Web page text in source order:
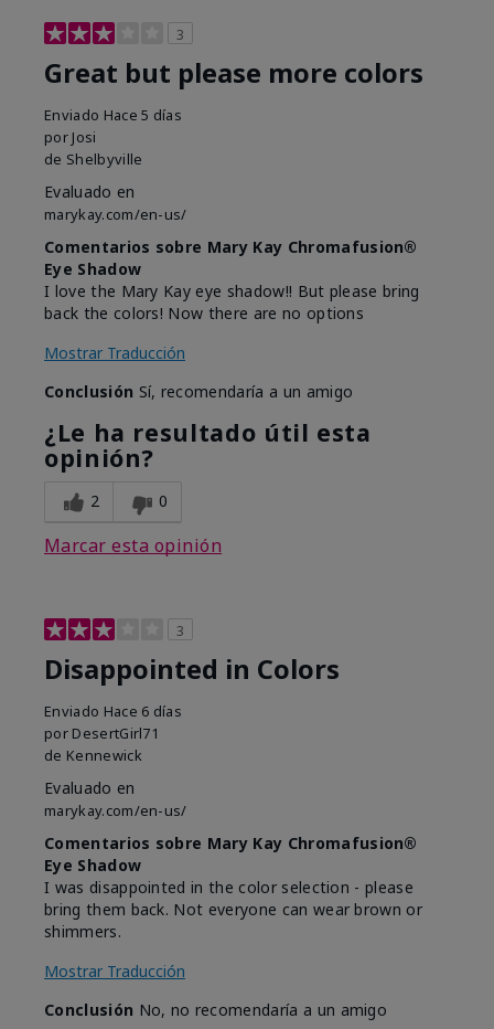
3
Great but please more colors
Enviado Hace 5 días
por Josi
de Shelbyville
Evaluado en
marykay.com/en-us/
Comentarios sobre Mary Kay Chromafusion®
Eye Shadow
I love the Mary Kay eye shadow!! But please bring
back the colors! Now there are no options
Mostrar Traducción
Conclusión Sí, recomendaría a un amigo
¿Le ha resultado útil esta
opinión?
2 0
Marcar esta opinión
3
Disappointed in Colors
Enviado Hace 6 días
por DesertGirl71
de Kennewick
Evaluado en
marykay.com/en-us/
Comentarios sobre Mary Kay Chromafusion®
Eye Shadow
I was disappointed in the color selection - please
bring them back. Not everyone can wear brown or
shimmers.
Mostrar Traducción
Conclusión No, no recomendaría a un amigo